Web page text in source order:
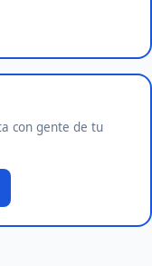
con gente de tu